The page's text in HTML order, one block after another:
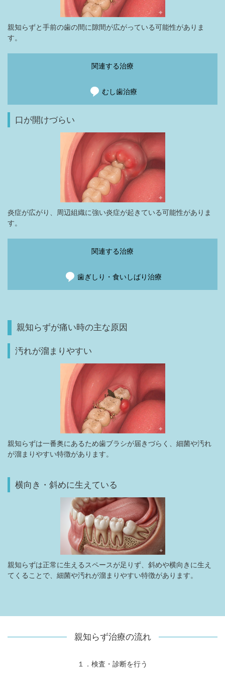
親知らずと手前の歯の間に隙間が広がっている可能性がありま
す。
関連する治療
むし歯治療
口が開けづらい
炎症が広がり、周辺組織に強い炎症が起きている可能性がありま
す。
関連する治療
歯ぎしり・食いしばり治療
親知らずが痛い時の主な原因
汚れが溜まりやすい
親知らずは一番奥にあるため歯ブラシが届きづらく、細菌や汚れ
が溜まりやすい特徴があります。
横向き・斜めに生えている
親知らずは正常に生えるスペースが足りず、斜めや横向きに生え
てくることで、細菌や汚れが溜まりやすい特徴があります。
親知らず治療の流れ
１．検査・診断を行う